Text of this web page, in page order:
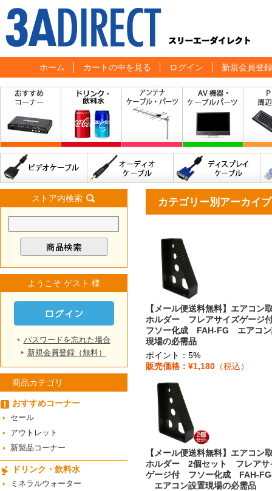
ホーム カートの中を見る ログイン 新規会員登録
カテゴリー別アーカイ
【メール便送料無料】エアコン
ホルダー フレアサイズゲー
フソー化成 FAH-FG エアコン
現場の必需品
ポイント：5%
販売価格：¥1,180 （税込）
【メール便送料無料】エアコン
ホルダー 2個セット フレアサ
ゲージ付 フソー化成 FAH-
エアコン設置現場の必需品
ストア内検索
ようこそ ゲスト 様
パスワードを忘れた場合
新規会員登録（無料）
商品カテゴリ
おすすめコーナー
セール
アウトレット
新製品コーナー
ドリンク・飲料水
ミネラルウォーター